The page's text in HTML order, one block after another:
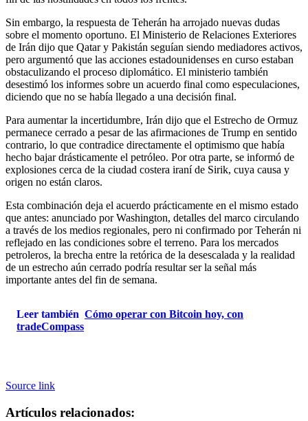
Sin embargo, la respuesta de Teherán ha arrojado nuevas dudas
sobre el momento oportuno. El Ministerio de Relaciones Exteriores
de Irán dijo que Qatar y Pakistán seguían siendo mediadores activos,
pero argumentó que las acciones estadounidenses en curso estaban
obstaculizando el proceso diplomático. El ministerio también
desestimó los informes sobre un acuerdo final como especulaciones,
diciendo que no se había llegado a una decisión final.
Para aumentar la incertidumbre, Irán dijo que el Estrecho de Ormuz
permanece cerrado a pesar de las afirmaciones de Trump en sentido
contrario, lo que contradice directamente el optimismo que había
hecho bajar drásticamente el petróleo. Por otra parte, se informó de
explosiones cerca de la ciudad costera iraní de Sirik, cuya causa y
origen no están claros.
Esta combinación deja el acuerdo prácticamente en el mismo estado
que antes: anunciado por Washington, detalles del marco circulando
a través de los medios regionales, pero ni confirmado por Teherán ni
reflejado en las condiciones sobre el terreno. Para los mercados
petroleros, la brecha entre la retórica de la desescalada y la realidad
de un estrecho aún cerrado podría resultar ser la señal más
importante antes del fin de semana.
Leer también Cómo operar con Bitcoin hoy, con
tradeCompass
Source link
Artículos relacionados: